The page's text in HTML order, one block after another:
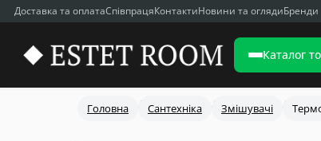
Доставка та оплатаСпівпрацяКонтактиНовини та оглядиБренди
Каталог
Головна Сантехніка Змішувачі